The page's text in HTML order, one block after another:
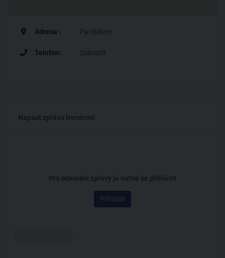
Adresa : Pardubice
Telefon: Zobrazit
Napsat zprávu trenérovi
Pro odeslání zprávy je nutné se přihlásit
Přihlásit